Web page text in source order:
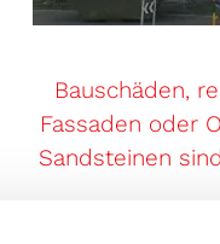
Bauschäden,
Fassaden oder
Sandsteinen